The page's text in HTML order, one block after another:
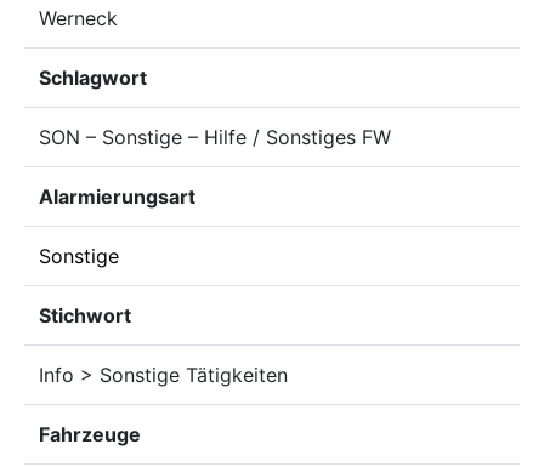
Werneck
Schlagwort
SON – Sonstige – Hilfe / Sonstiges FW
Alarmierungsart
Sonstige
Stichwort
Info > Sonstige Tätigkeiten
Fahrzeuge